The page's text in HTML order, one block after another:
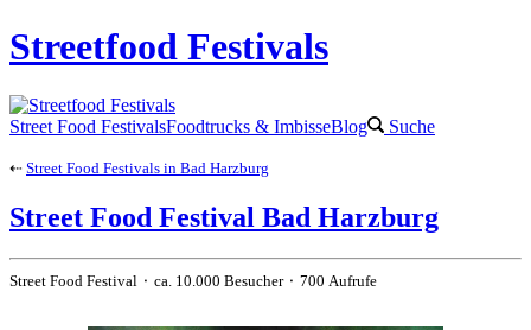
Streetfood Festivals
Street Food FestivalsFoodtrucks & ImbisseBlog Suche
⇠ Street Food Festivals in Bad Harzburg
Street Food Festival Bad Harzburg
Street Food Festival ⬝ ca. 10.000 Besucher ⬝ 700 Aufrufe